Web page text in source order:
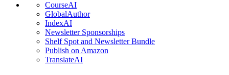
CourseAI
GlobalAuthor
IndexAI
Newsletter Sponsorships
Shelf Spot and Newsletter Bundle
Publish on Amazon
TranslateAI